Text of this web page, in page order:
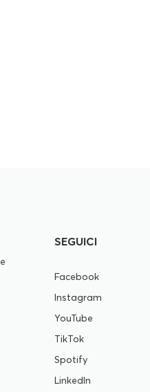
SEGUICI
Facebook
Instagram
YouTube
TikTok
Spotify
LinkedIn